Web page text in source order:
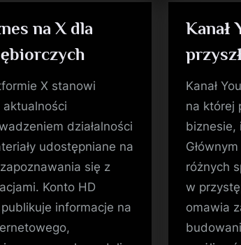
na X dla
X stanowi
działalności
udostępniane na
się z
Konto HD
informacje na
Kanał
Kanał
na której
biznesie,
różnych
w
omawia